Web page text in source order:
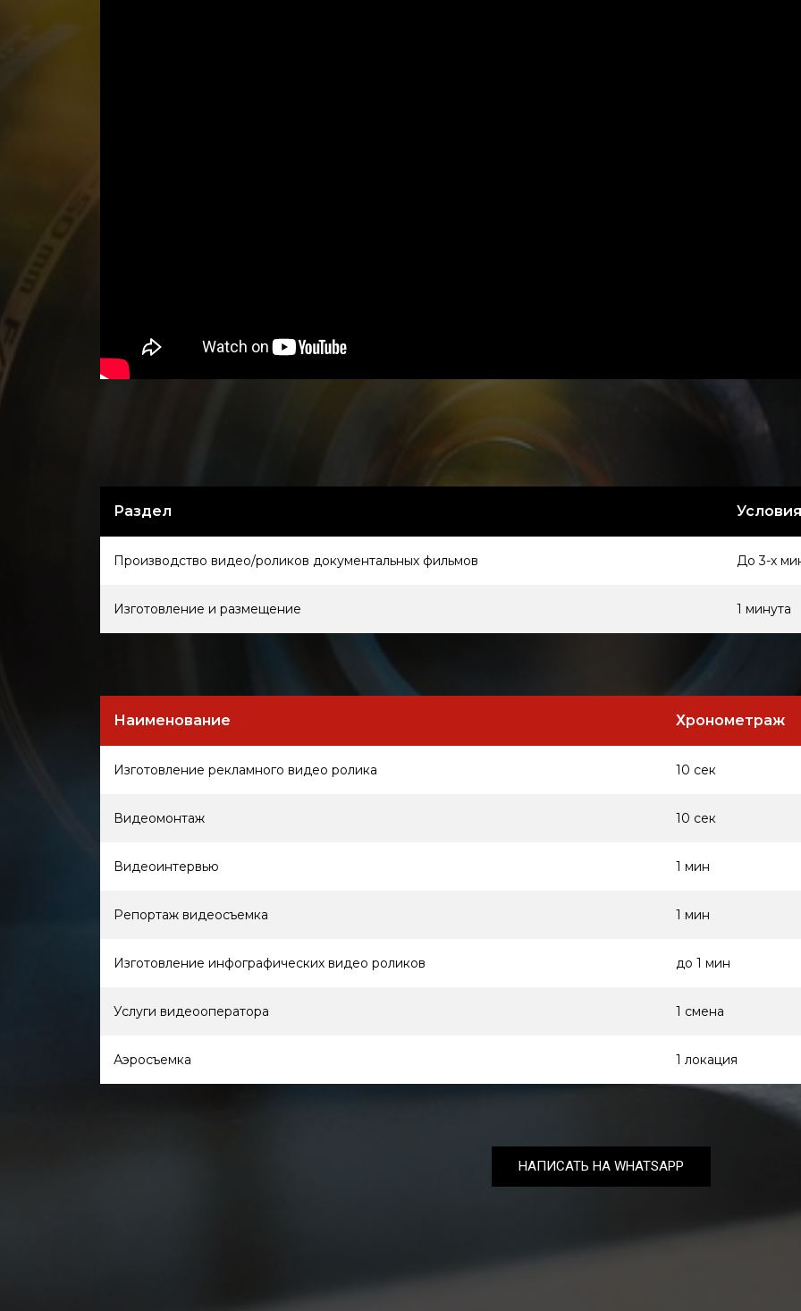
Раздел Условия
Производство видео/роликов документальных фильмов До 3-х
Изготовление и размещение 1 минута
Наименование Хронометраж
Изготовление рекламного видео ролика 10 сек
Видеомонтаж 10 сек
Видеоинтервью 1 мин
Репортаж видеосъемка 1 мин
Изготовление инфографических видео роликов до 1 мин
Услуги видеооператора 1 смена
Аэросъемка 1 локация
НАПИСАТЬ НА WHATSAPP